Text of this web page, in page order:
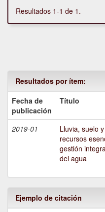
Resultados 1-1 de 1.
Resultados por ítem:
Fecha de
publicación
Título
2019-01
Lluvia, suelo
recursos
gestión
del agua
Ejemplo de citación